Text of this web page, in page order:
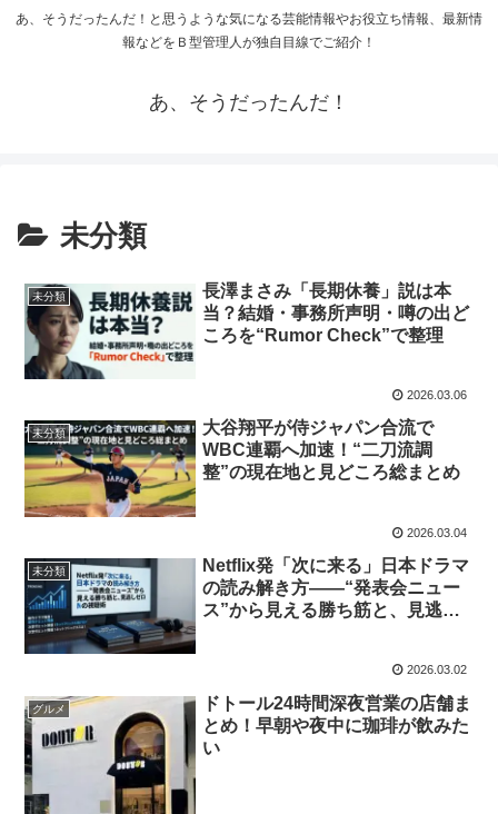
あ、そうだったんだ！と思うような気になる芸能情報やお役立ち情報、最新情
報などをＢ型管理人が独自目線でご紹介！
あ、そうだったんだ！
未分類
未分類
長澤まさみ「長期休養」説は本
当？結婚・事務所声明・噂の出ど
ころを“Rumor Check”で整理
2026.03.06
未分類
大谷翔平が侍ジャパン合流で
WBC連覇へ加速！“二刀流調
整”の現在地と見どころ総まとめ
2026.03.04
未分類
Netflix発「次に来る」日本ドラマ
の読み解き方――“発表会ニュー
ス”から見える勝ち筋と、見逃し
2026.03.02
グルメ
ドトール24時間深夜営業の店舗ま
とめ！早朝や夜中に珈琲が飲みた
い